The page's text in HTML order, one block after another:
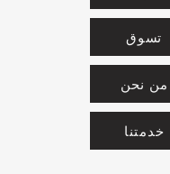
تسوق
من نحن
خدمتنا